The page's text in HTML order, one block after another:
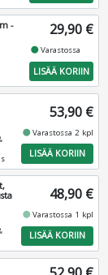
-
29,90 €
fiber_manual_recordVarastossa
LISÄÄ KORIIN
53,90 €
fiber_manual_recordVarastossa 2 kpl
LISÄÄ KORIIN
48,90 €
fiber_manual_recordVarastossa 1 kpl
LISÄÄ KORIIN